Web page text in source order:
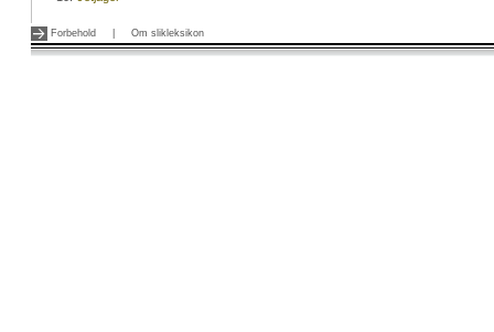
Forbehold Om slikleksikon